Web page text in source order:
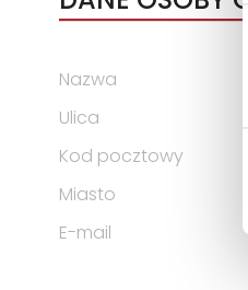
Nazwa
Ulica
Kod pocztowy
Miasto
E-mail